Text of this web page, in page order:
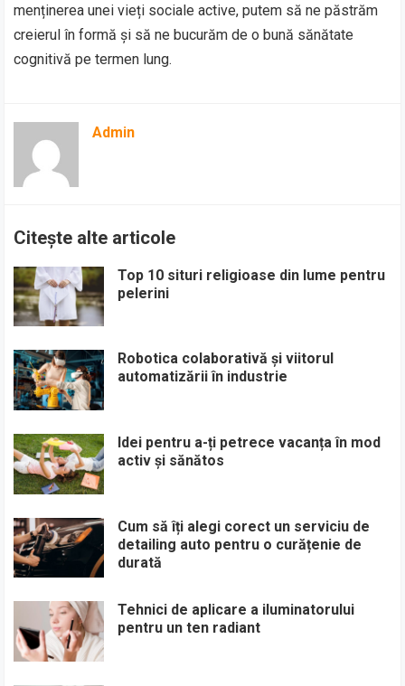
menținerea unei vieți sociale active, putem să ne păstrăm
creierul în formă și să ne bucurăm de o bună sănătate
cognitivă pe termen lung.
Admin
Citește alte articole
Top 10 situri religioase din lume pentru
pelerini
Robotica colaborativă și viitorul
automatizării în industrie
Idei pentru a-ți petrece vacanța în mod
activ și sănătos
Cum să îți alegi corect un serviciu de
detailing auto pentru o curățenie de
durată
Tehnici de aplicare a iluminatorului
pentru un ten radiant